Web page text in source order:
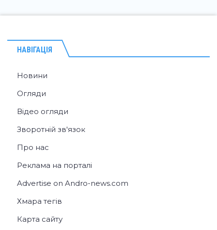
НАВІГАЦІЯ
Новини
Огляди
Відео огляди
Зворотній зв'язок
Про нас
Реклама на порталі
Advertise on Andro-news.com
Хмара тегів
Карта сайту